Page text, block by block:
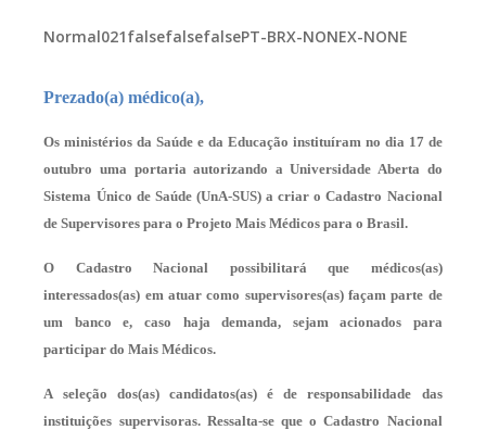
Normal021falsefalsefalsePT-BRX-NONEX-NONE
Prezado(a) médico(a),
Os ministérios da Saúde e da Educação instituíram no dia 17 de
outubro uma portaria autorizando a Universidade Aberta do
Sistema Único de Saúde (UnA-SUS) a criar oCadastro Nacional
de Supervisores para o Projeto Mais Médicos para o Brasil.
O Cadastro Nacional possibilitará que médicos(as)
interessados(as) em atuar como supervisores(as) façam parte de
um banco e, caso haja demanda, sejam acionados para
participar do Mais Médicos.
A seleção dos(as) candidatos(as) é de responsabilidade das
instituições supervisoras. Ressalta-se que o Cadastro Nacional